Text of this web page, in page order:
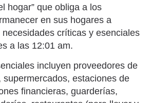
hogar” que obliga a los
en sus hogares a
críticas y esenciales
a las 12:01 am.
incluyen proveedores de
supermercados, estaciones de
financieras, guarderías,